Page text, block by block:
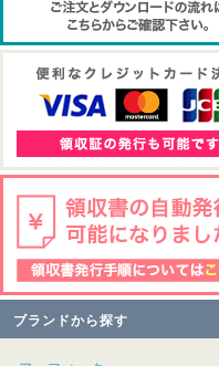
ブランドから探す